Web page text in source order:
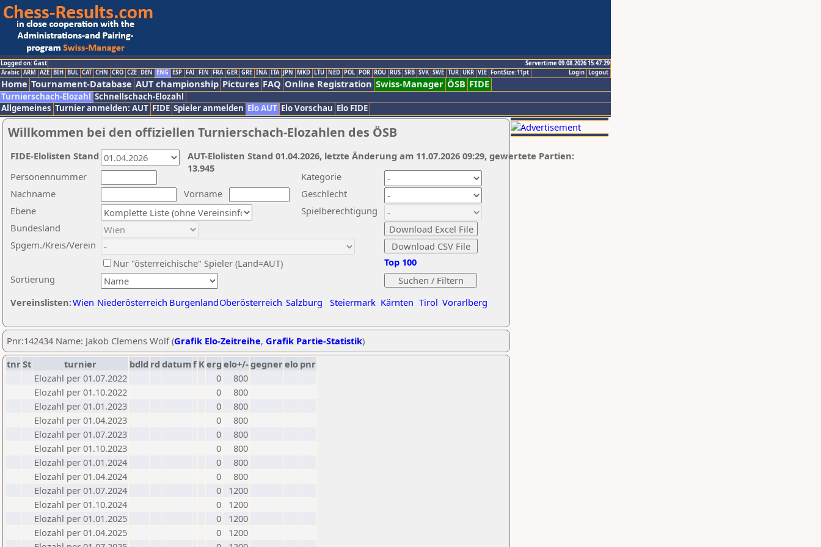
Logged on: Gast
Servertime 09.08.2026 15:47:29
Logout
Login
Arabic ARM AZE BIH BUL CAT CHN CRO CZE DEN ENG ESP FAI FIN FRA GER GRE INA ITA JPN MKD LTU NED POL POR ROU RUS SRB SVK SWE TUR UKR VIE FontSize:11pt
Home Tournament-Database AUT championship Pictures FAQ Online Registration Swiss-Manager ÖSB FIDE
Turnierschach-Elozahl Schnellschach-Elozahl
Allgemeines Turnier anmelden: AUT FIDE Spieler anmelden Elo AUT Elo Vorschau Elo FIDE
Willkommen bei den offiziellen Turnierschach-Elozahlen des ÖSB
Nachname
Vorname
Ebene
Kategorie
Sortierung
Personennummer
Bundesland
Spgem./Kreis/Verein
Geschlecht
Nur "österreichische" Spieler (Land=AUT)
Spielberechtigung
Vereinslisten:Wien Niederösterreich BurgenlandOberösterreich Salzburg Steiermark Kärnten Tirol Vorarlberg
Top 100
AUT-Elolisten Stand 01.04.2026, letzte Änderung am 11.07.2026 09:29, gewertete Partien:
13.945
FIDE-Elolisten Stand
Pnr:142434 Name: Jakob Clemens Wolf (Grafik Elo-Zeitreihe, Grafik Partie-Statistik)
tnrSt turnier bdld rd datumf Kerg elo+/-gegnerelo pnr
Elozahl per 01.07.2022
0
800
Elozahl per 01.10.2022
0
800
Elozahl per 01.01.2023
0
800
Elozahl per 01.04.2023
0
800
Elozahl per 01.07.2023
0
800
Elozahl per 01.10.2023
0
800
Elozahl per 01.01.2024
0
800
Elozahl per 01.04.2024
0
800
Elozahl per 01.07.2024
0
1200
Elozahl per 01.10.2024
0
1200
Elozahl per 01.01.2025
0
1200
Elozahl per 01.04.2025
0
1200